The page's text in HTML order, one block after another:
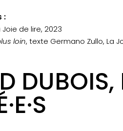
:
Joie de lire, 2023
loin, texte Germano Zullo, La
DUBOIS,